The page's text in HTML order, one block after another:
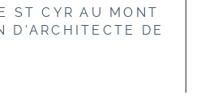
ST CYR AU MONT
D'ARCHITECTE DE